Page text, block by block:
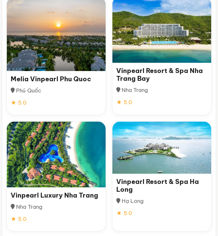
Melia Vinpearl Phu Quoc
Phú Quốc
★ 5.0
Vinpearl Resort & Spa Nha
Trang Bay
Nha Trang
★ 5.0
Vinpearl Luxury Nha Trang
Nha Trang
★ 5.0
Vinpearl Resort & Spa Ha
Long
Hạ Long
★ 5.0